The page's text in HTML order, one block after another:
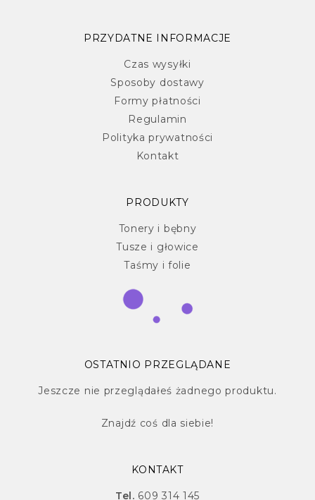
PRZYDATNE INFORMACJE
Czas wysyłki
Sposoby dostawy
Formy płatności
Regulamin
Polityka prywatności
Kontakt
PRODUKTY
Tonery i bębny
Tusze i głowice
Taśmy i folie
OSTATNIO PRZEGLĄDANE
Jeszcze nie przeglądałeś żadnego produktu.
Znajdź coś dla siebie!
KONTAKT
Tel. 609 314 145